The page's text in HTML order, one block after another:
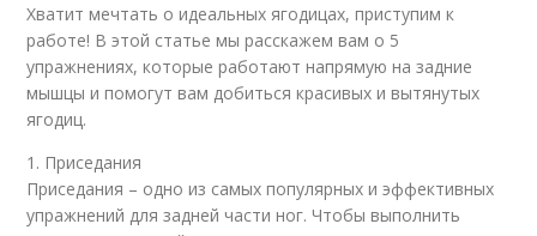
Хватит мечтать о идеальных ягодицах, приступим к
работе! В этой статье мы расскажем вам о 5
упражнениях, которые работают напрямую на задние
мышцы и помогут вам добиться красивых и вытянутых
ягодиц.
1. Приседания
Приседания – одно из самых популярных и эффективных
упражнений для задней части ног. Чтобы выполнить